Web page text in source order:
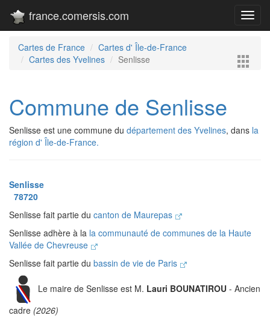
france.comersis.com
Cartes de France
Cartes d' Île-de-France
Cartes des Yvelines
Senlisse
Commune de Senlisse
Senlisse est une commune du département des Yvelines, dans la
région d' Île-de-France.
Senlisse
78720
Senlisse fait partie du canton de Maurepas
Senlisse adhère à la la communauté de communes de la Haute
Vallée de Chevreuse
Senlisse fait partie du bassin de vie de Paris
Le maire de Senlisse est M. Lauri BOUNATIROU - Ancien
cadre (2026)